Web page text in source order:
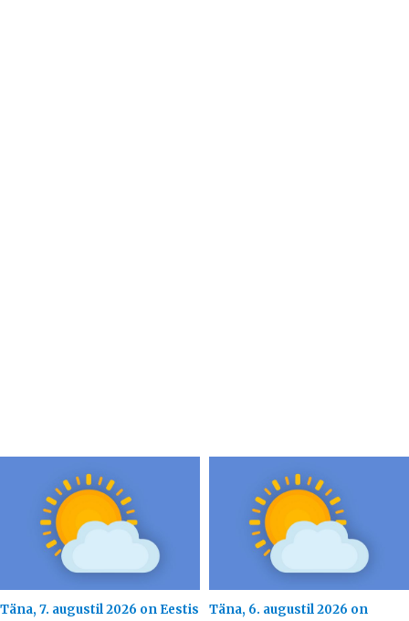
Täna, 7. augustil 2026 on Eestis
Täna, 6. augustil 2026 on